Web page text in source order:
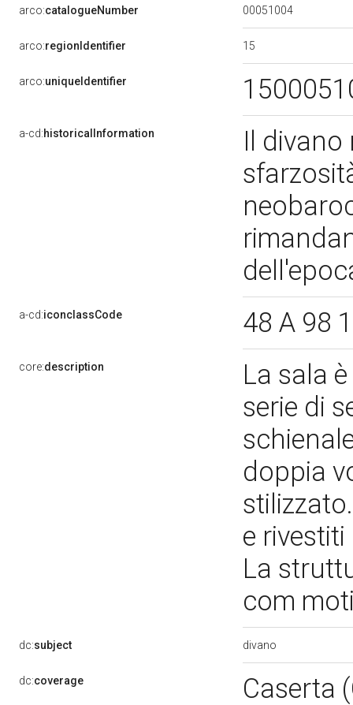
arco:catalogueNumber 00051004
arco:regionIdentifier 15
arco:uniqueIdentifier
a-cd:historicalInformation
Il divano
a-cd:iconclassCode 48 A 98
core:description
La sala
serie di
doppia
e
La
com
dc:subject divano
dc:coverage Caserta